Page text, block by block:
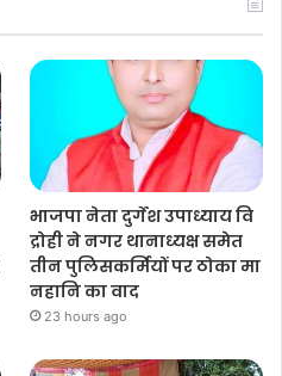
भाजपा नेता दुर्गेश उपाध्याय वि
द्रोही ने नगर थानाध्यक्ष समेत
तीन पुलिसकर्मियों पर ठोका मा
नहानि का वाद
23 hours ago